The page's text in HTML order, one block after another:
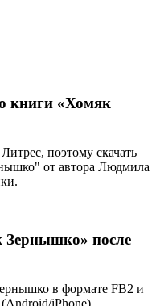
книги «Хомяк
поэтому скачать
от автора Людмила
после
в формате FB2 и
iPhone),